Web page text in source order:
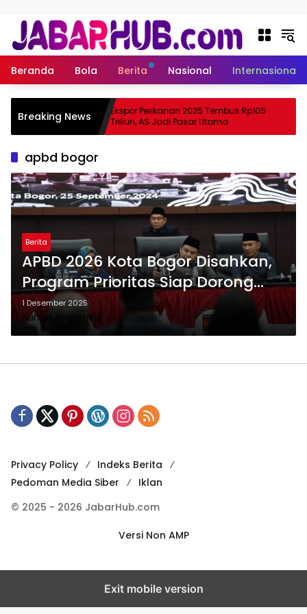
Beranda Bola Berita Nasional Internasional
Breaking News
Suzuki?
Ekspor Perikanan 2025 Tembus Rp105
Triliun, AS Jadi Pasar Utama
apbd bogor
Berita
APBD 2026 Kota Bogor Disahkan,
Program Prioritas Siap Dorong
Pembangunan Kota
1 Desember 2025
Bunga Anggrekia
Privacy Policy
Indeks Berita
Pedoman Media Siber
Iklan
© 2025 - 2026 JabarHub.com
Versi Non AMP
Exit mobile version